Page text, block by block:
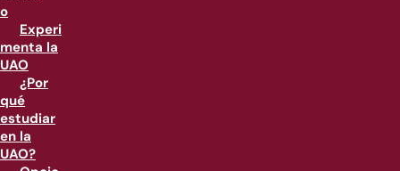
o
Experi
menta la
UAO
¿Por
qué
estudiar
en la
UAO?